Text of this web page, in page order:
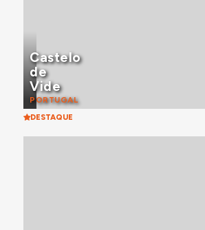
Castelo
de
Vide
PORTUGAL
DESTAQUE